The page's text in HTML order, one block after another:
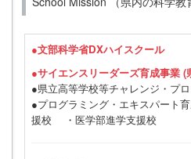
●文部科学省DXハイスクール
●サイエンスリーダーズ育成事業 (
●県立高等学校等チャレンジ・プ
●プログラミング・エキスパート
援校 ・医学部進学支援校